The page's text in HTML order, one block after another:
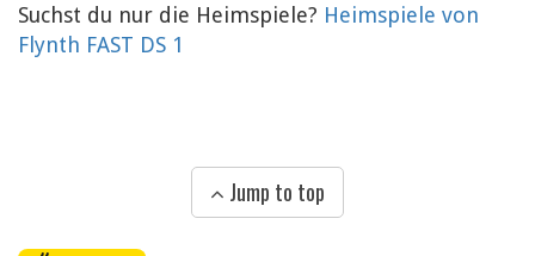
Suchst du nur die Heimspiele? Heimspiele von
Flynth FAST DS 1
Jump to top